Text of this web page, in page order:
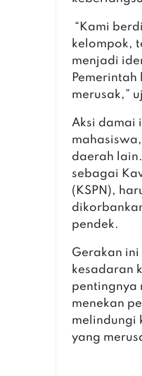
“Kami
kelompok,
menjadi
merusak,”
Aksi damai
daerah
sebagai
(KSPN),
pendek.
Gerakan
kesadaran
pentingnya
menekan
melindungi
yang